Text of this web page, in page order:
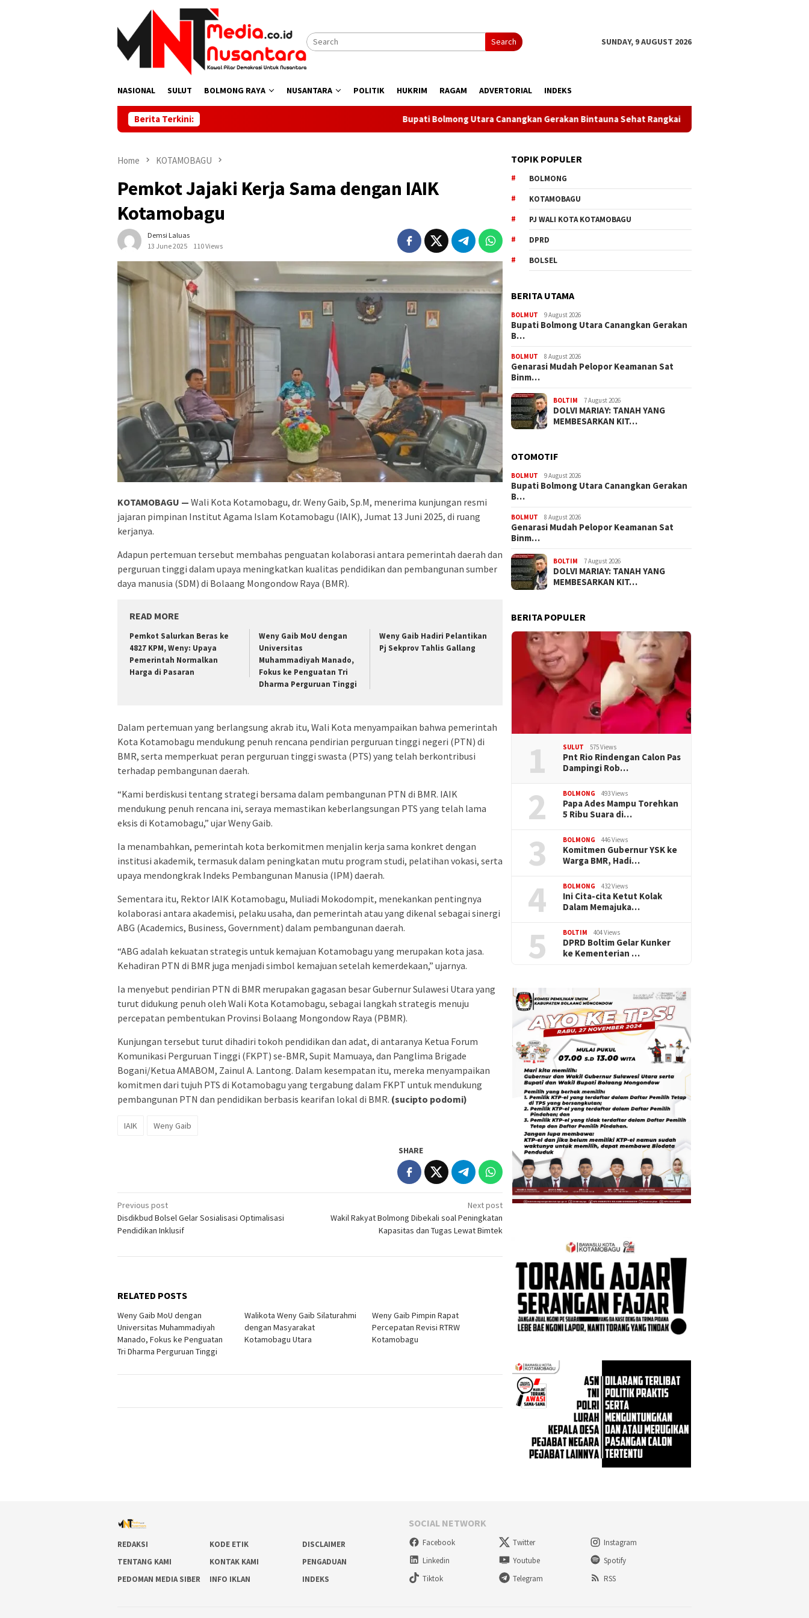
Search
SUNDAY, 9 AUGUST 2026
NASIONAL SULUT BOLMONG RAYA NUSANTARA POLITIK HUKRIM RAGAM ADVERTORIAL INDEKS
Berita Terkini: Bupati Bolmong Utara Canangkan Gerakan Bintauna Sehat Rangkaian HUT ke-81 RI
Home KOTAMOBAGU
Pemkot Jajaki Kerja Sama dengan IAIK
Kotamobagu
Demsi Laluas
13 June 2025
110 Views
KOTAMOBAGU — Wali Kota Kotamobagu, dr. Weny Gaib, Sp.M, menerima kunjungan resmi
jajaran pimpinan Institut Agama Islam Kotamobagu (IAIK), Jumat 13 Juni 2025, di ruang
kerjanya.
Adapun pertemuan tersebut membahas penguatan kolaborasi antara pemerintah daerah dan
perguruan tinggi dalam upaya meningkatkan kualitas pendidikan dan pembangunan sumber
daya manusia (SDM) di Bolaang Mongondow Raya (BMR).
READ MORE
Pemkot Salurkan Beras ke
4827 KPM, Weny: Upaya
Pemerintah Normalkan
Harga di Pasaran
Weny Gaib MoU dengan
Universitas
Muhammadiyah Manado,
Fokus ke Penguatan Tri
Dharma Perguruan Tinggi
Weny Gaib Hadiri Pelantikan
Pj Sekprov Tahlis Gallang
Dalam pertemuan yang berlangsung akrab itu, Wali Kota menyampaikan bahwa pemerintah
Kota Kotamobagu mendukung penuh rencana pendirian perguruan tinggi negeri (PTN) di
BMR, serta memperkuat peran perguruan tinggi swasta (PTS) yang telah berkontribusi
terhadap pembangunan daerah.
“Kami berdiskusi tentang strategi bersama dalam pembangunan PTN di BMR. IAIK
mendukung penuh rencana ini, seraya memastikan keberlangsungan PTS yang telah lama
eksis di Kotamobagu,” ujar Weny Gaib.
Ia menambahkan, pemerintah kota berkomitmen menjalin kerja sama konkret dengan
institusi akademik, termasuk dalam peningkatan mutu program studi, pelatihan vokasi, serta
upaya mendongkrak Indeks Pembangunan Manusia (IPM) daerah.
Sementara itu, Rektor IAIK Kotamobagu, Muliadi Mokodompit, menekankan pentingnya
kolaborasi antara akademisi, pelaku usaha, dan pemerintah atau yang dikenal sebagai sinergi
ABG (Academics, Business, Government) dalam pembangunan daerah.
“ABG adalah kekuatan strategis untuk kemajuan Kotamobagu yang merupakan kota jasa.
Kehadiran PTN di BMR juga menjadi simbol kemajuan setelah kemerdekaan,” ujarnya.
Ia menyebut pendirian PTN di BMR merupakan gagasan besar Gubernur Sulawesi Utara yang
turut didukung penuh oleh Wali Kota Kotamobagu, sebagai langkah strategis menuju
percepatan pembentukan Provinsi Bolaang Mongondow Raya (PBMR).
Kunjungan tersebut turut dihadiri tokoh pendidikan dan adat, di antaranya Ketua Forum
Komunikasi Perguruan Tinggi (FKPT) se-BMR, Supit Mamuaya, dan Panglima Brigade
Bogani/Ketua AMABOM, Zainul A. Lantong. Dalam kesempatan itu, mereka menyampaikan
komitmen dari tujuh PTS di Kotamobagu yang tergabung dalam FKPT untuk mendukung
pembangunan PTN dan pendidikan berbasis kearifan lokal di BMR. (sucipto podomi)
IAIK Weny Gaib
SHARE
Post
navigation
Previous post
Disdikbud Bolsel Gelar Sosialisasi Optimalisasi
Pendidikan Inklusif
Next post
Wakil Rakyat Bolmong Dibekali soal Peningkatan
Kapasitas dan Tugas Lewat Bimtek
RELATED POSTS
Weny Gaib MoU dengan
Universitas Muhammadiyah
Manado, Fokus ke Penguatan
Tri Dharma Perguruan Tinggi
Walikota Weny Gaib Silaturahmi
dengan Masyarakat
Kotamobagu Utara
Weny Gaib Pimpin Rapat
Percepatan Revisi RTRW
Kotamobagu
TOPIK POPULER
BOLMONG
KOTAMOBAGU
PJ WALI KOTA KOTAMOBAGU
DPRD
BOLSEL
BERITA UTAMA
BOLMUT 9 August 2026
Bupati Bolmong Utara Canangkan Gerakan
B…
BOLMUT 8 August 2026
Genarasi Mudah Pelopor Keamanan Sat
Binm…
BOLTIM 7 August 2026
DOLVI MARIAY: TANAH YANG
MEMBESARKAN KIT…
OTOMOTIF
BOLMUT 9 August 2026
Bupati Bolmong Utara Canangkan Gerakan
B…
BOLMUT 8 August 2026
Genarasi Mudah Pelopor Keamanan Sat
Binm…
BOLTIM 7 August 2026
DOLVI MARIAY: TANAH YANG
MEMBESARKAN KIT…
BERITA POPULER
1 SULUT 575 Views
Pnt Rio Rindengan Calon Pas
Dampingi Rob…
2 BOLMONG 493 Views
Papa Ades Mampu Torehkan
5 Ribu Suara di…
3 BOLMONG 446 Views
Komitmen Gubernur YSK ke
Warga BMR, Hadi…
4 BOLMONG 432 Views
Ini Cita-cita Ketut Kolak
Dalam Memajuka…
5 BOLTIM 404 Views
DPRD Boltim Gelar Kunker
ke Kementerian …
REDAKSI KODE ETIK
DISCLAIMER
TENTANG KAMI
KONTAK KAMI
PENGADUAN
PEDOMAN MEDIA SIBER
INFO IKLAN INDEKS
SOCIAL NETWORK
Facebook Twitter
Instagram
Linkedin
Youtube
Spotify
Tiktok
Telegram RSS